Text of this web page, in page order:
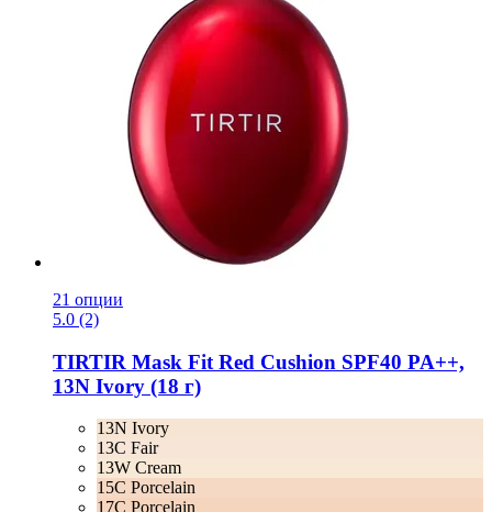
21 опции
5.0 (2)
TIRTIR Mask Fit Red Cushion SPF40 PA++,
13N Ivory (18 г)
13N Ivory
13C Fair
13W Cream
15C Porcelain
17C Porcelain